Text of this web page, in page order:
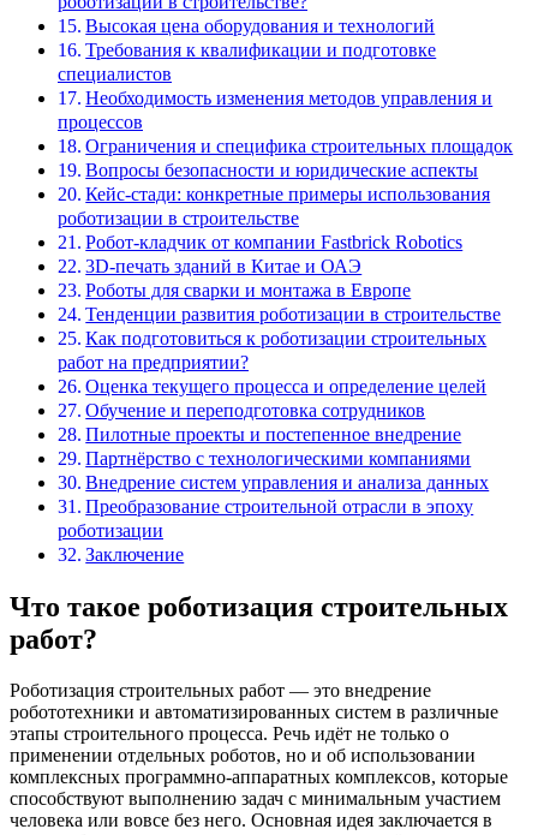
Высокая цена оборудования и технологий
Требования к квалификации и подготовке
специалистов
Необходимость изменения методов управления и
процессов
Ограничения и специфика строительных площадок
Вопросы безопасности и юридические аспекты
Кейс-стади: конкретные примеры использования
роботизации в строительстве
Робот-кладчик от компании Fastbrick Robotics
3D-печать зданий в Китае и ОАЭ
Роботы для сварки и монтажа в Европе
Тенденции развития роботизации в строительстве
Как подготовиться к роботизации строительных
работ на предприятии?
Оценка текущего процесса и определение целей
Обучение и переподготовка сотрудников
Пилотные проекты и постепенное внедрение
Партнёрство с технологическими компаниями
Внедрение систем управления и анализа данных
Преобразование строительной отрасли в эпоху
роботизации
Заключение
Что такое роботизация строительных
работ?
Роботизация строительных работ — это внедрение
робототехники и автоматизированных систем в различные
этапы строительного процесса. Речь идёт не только о
применении отдельных роботов, но и об использовании
комплексных программно-аппаратных комплексов, которые
способствуют выполнению задач с минимальным участием
человека или вовсе без него. Основная идея заключается в